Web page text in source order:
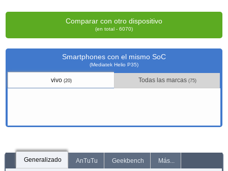
Comparar con otro dispositivo
(en total - 6070)
Smartphones con el mismo SoC
(Mediatek Helio P35)
vivo (20) Todas las marcas (75)
Generalizado AnTuTu Geekbench Más...